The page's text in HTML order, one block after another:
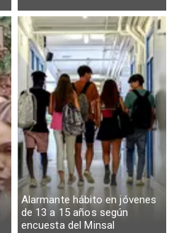
Alarmante hábito en jóvenes
de 13 a 15 años según
encuesta del Minsal